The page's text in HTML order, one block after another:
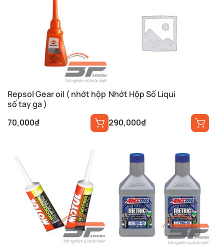
Repsol Gear oil ( nhớt hộp
số tay ga )
70,000₫
Nhớt Hộp Số Liqui
290,000₫